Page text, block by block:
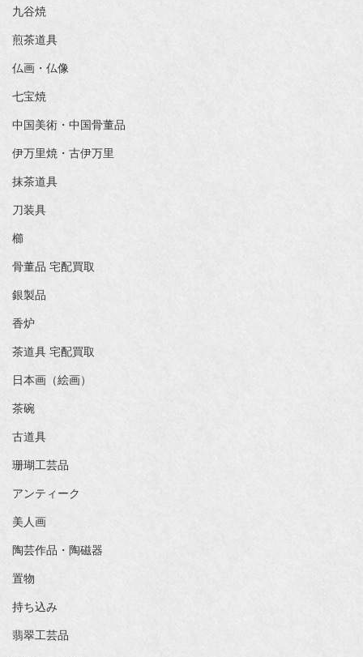
九谷焼
煎茶道具
仏画・仏像
七宝焼
中国美術・中国骨董品
伊万里焼・古伊万里
抹茶道具
刀装具
櫛
骨董品 宅配買取
銀製品
香炉
茶道具 宅配買取
日本画（絵画）
茶碗
古道具
珊瑚工芸品
アンティーク
美人画
陶芸作品・陶磁器
置物
持ち込み
翡翠工芸品